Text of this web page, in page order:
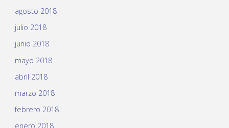
agosto 2018
julio 2018
junio 2018
mayo 2018
abril 2018
marzo 2018
febrero 2018
enero 2018